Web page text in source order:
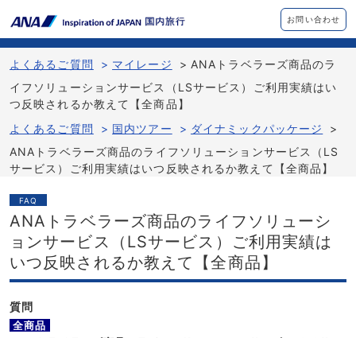
お問い合わせ
よくあるご質問 > マイレージ > ANAトラベラーズ商品のラ
イフソリューションサービス（LSサービス）ご利用実績はい
つ反映されるか教えて【全商品】
よくあるご質問
> 国内ツアー > ダイナミックパッケージ
>
ANAトラベラーズ商品のライフソリューションサービス（LS
サービス）ご利用実績はいつ反映されるか教えて【全商品】
FAQ
ANAトラベラーズ商品のライフソリューシ
ョンサービス（LSサービス）ご利用実績は
いつ反映されるか教えて【全商品】
質問
全商品